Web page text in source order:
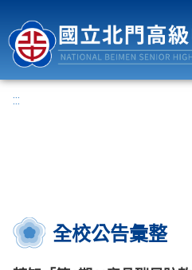
:::
全校公告彙整